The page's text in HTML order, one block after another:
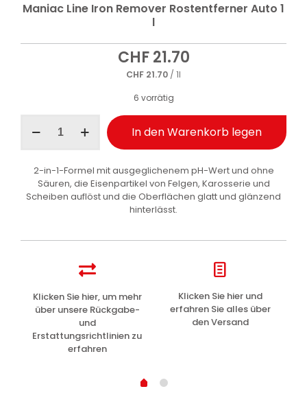
Maniac Line Iron Remover Rostentferner Auto 1
l
CHF21.70
CHF 21.70 / 1l
6 vorrätig
Line
Rostentferner
Auto
In den Warenkorb legen
2-in-1-Formel mit ausgeglichenem pH-Wert und ohne
Säuren, die Eisenpartikel von Felgen, Karosserie und
Scheiben auflöst und die Oberflächen glatt und glänzend
hinterlässt.
Klicken Sie hier, um mehr
über unsere Rückgabe-
und
Erstattungsrichtlinien zu
erfahren
Klicken Sie hier und
erfahren Sie alles über
den Versand